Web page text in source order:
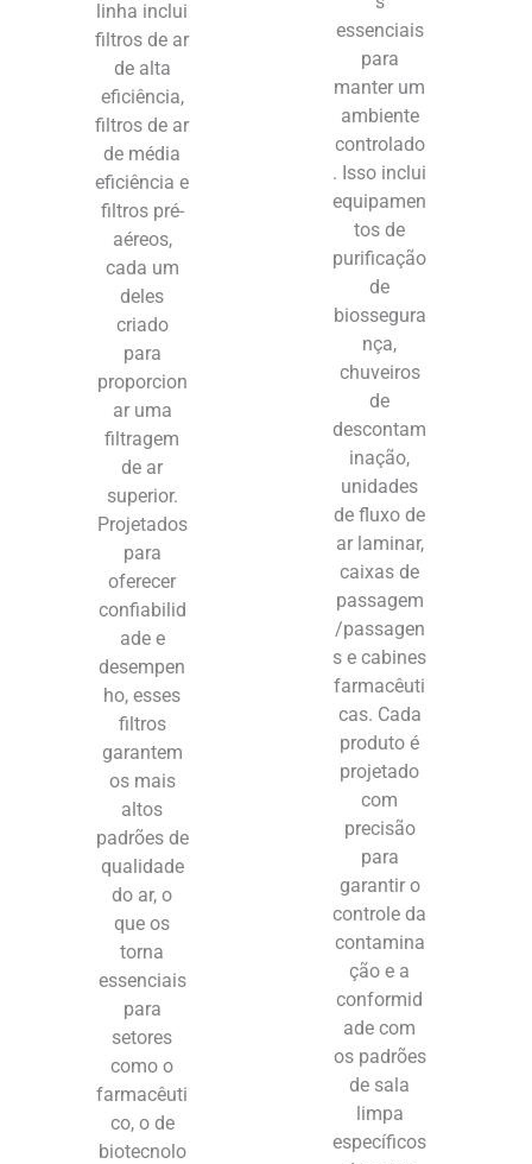
linha inclui
filtros de ar
de alta
eficiência,
filtros de ar
de média
eficiência e
filtros pré-
aéreos,
cada um
deles
criado
para
proporcion
ar uma
filtragem
de ar
superior.
Projetados
para
oferecer
confiabilid
ade e
desempen
ho, esses
filtros
garantem
os mais
altos
padrões de
qualidade
do ar, o
que os
torna
essenciais
para
setores
como o
farmacêuti
co, o de
biotecnolo
essenciais
para
manter um
ambiente
controlado
. Isso inclui
equipamen
tos de
purificação
de
biossegura
nça,
chuveiros
de
descontam
inação,
unidades
de fluxo de
ar laminar,
caixas de
passagem
/passagen
s e cabines
farmacêuti
cas. Cada
produto é
projetado
com
precisão
para
garantir o
controle da
contamina
ção e a
conformid
ade com
os padrões
de sala
limpa
específicos